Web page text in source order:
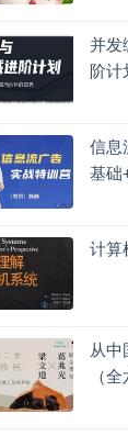
并发
阶计
信息
基础
计算
从中
（全